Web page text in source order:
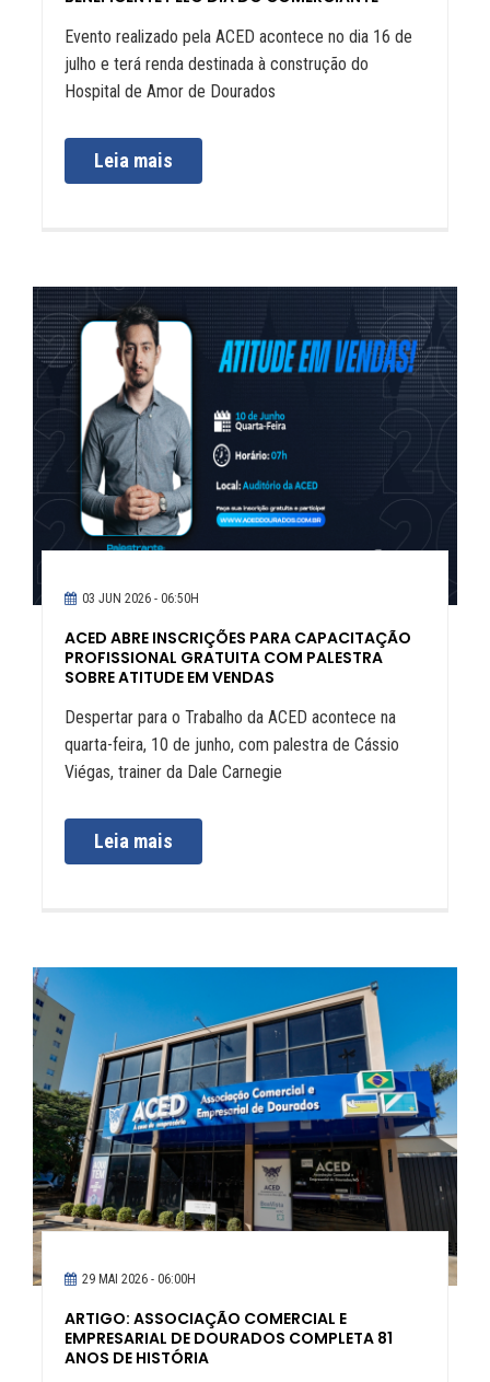
Evento realizado pela ACED acontece no dia 16 de
julho e terá renda destinada à construção do
Hospital de Amor de Dourados
Leia mais
03 JUN 2026 - 06:50H
ACED ABRE INSCRIÇÕES PARA CAPACITAÇÃO
PROFISSIONAL GRATUITA COM PALESTRA
SOBRE ATITUDE EM VENDAS
Despertar para o Trabalho da ACED acontece na
quarta-feira, 10 de junho, com palestra de Cássio
Viégas, trainer da Dale Carnegie
Leia mais
29 MAI 2026 - 06:00H
ARTIGO: ASSOCIAÇÃO COMERCIAL E
EMPRESARIAL DE DOURADOS COMPLETA 81
ANOS DE HISTÓRIA